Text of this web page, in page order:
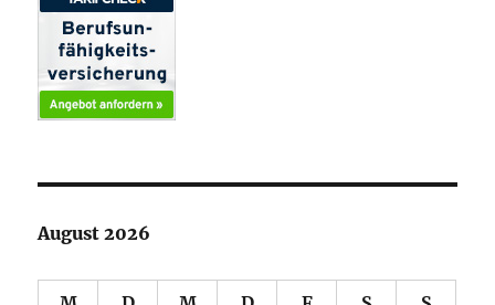
August 2026